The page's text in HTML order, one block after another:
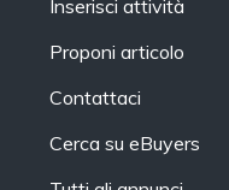
Inserisci attività
Proponi articolo
Contattaci
Cerca su eBuyers